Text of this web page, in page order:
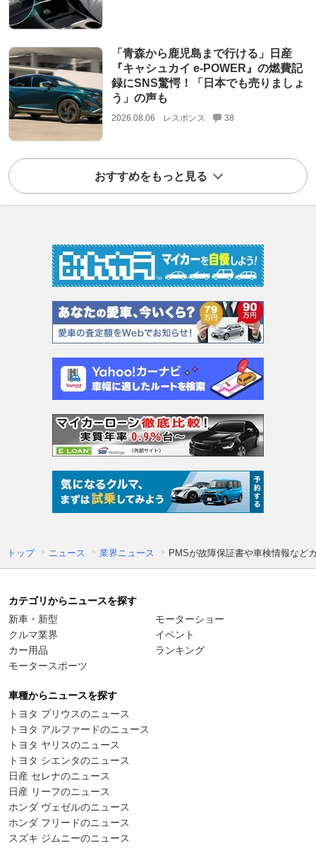
「青森から鹿児島まで行ける」日産
『キャシュカイ e-POWER』の燃費記
録にSNS驚愕！「日本でも売りましょ
う」の声も
2026.08.06 レスポンス 38
おすすめをもっと見る
トップ ニュース 業界ニュース PMSが故障保証書や車検情報など
カテゴリからニュースを探す
新車・新型
クルマ業界
カー用品
モータースポーツ
モーターショー
イベント
ランキング
車種からニュースを探す
トヨタ プリウスのニュース
トヨタ アルファードのニュース
トヨタ ヤリスのニュース
トヨタ シエンタのニュース
日産 セレナのニュース
日産 リーフのニュース
ホンダ ヴェゼルのニュース
ホンダ フリードのニュース
スズキ ジムニーのニュース